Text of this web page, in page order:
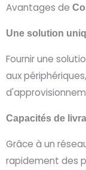
Avantages de
Une solution
Fournir une
aux
Capacités de
Grâce à un
rapidement des